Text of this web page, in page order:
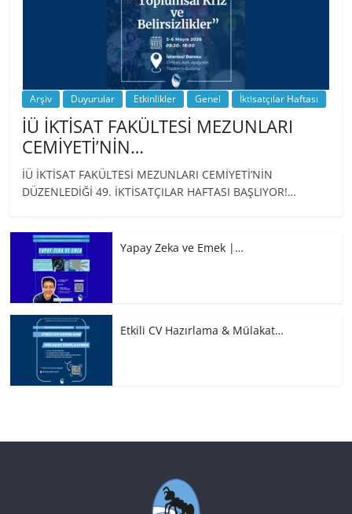
Arşiv Duyurular Etkinlikler Genel İktisatçılar Haftası
İÜ İKTİSAT FAKÜLTESİ MEZUNLARI
CEMİYETİ’NİN…
İÜ İKTİSAT FAKÜLTESİ MEZUNLARI CEMİYETİ’NİN
DÜZENLEDİĞİ 49. İKTİSATÇILAR HAFTASI BAŞLIYOR!…
Yapay Zeka ve Emek |…
Etkili CV Hazırlama & Mülakat…